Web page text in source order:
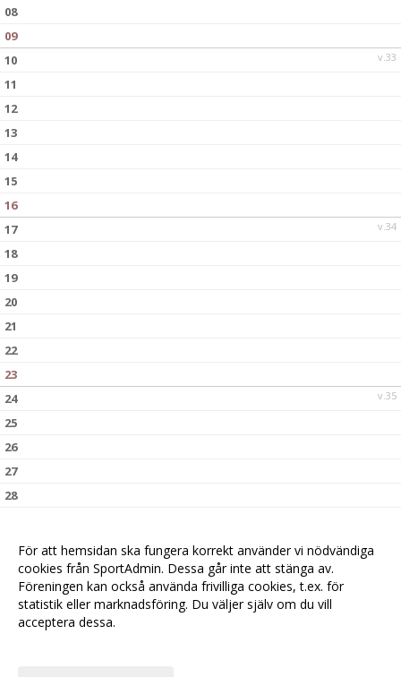
08
09
v.33
10
11
12
13
14
15
16
v.34
17
18
19
20
21
22
23
v.35
24
25
26
27
28
För att hemsidan ska fungera korrekt använder vi nödvändiga
cookies från SportAdmin. Dessa går inte att stänga av.
Föreningen kan också använda frivilliga cookies, t.ex. för
statistik eller marknadsföring. Du väljer själv om du vill
acceptera dessa.